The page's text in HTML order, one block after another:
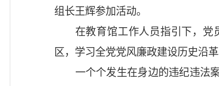
组长王辉参加活动。
在教育馆工作人员指引下，
区，学习全党党风廉政建设历史沿
一个个发生在身边的违纪违法